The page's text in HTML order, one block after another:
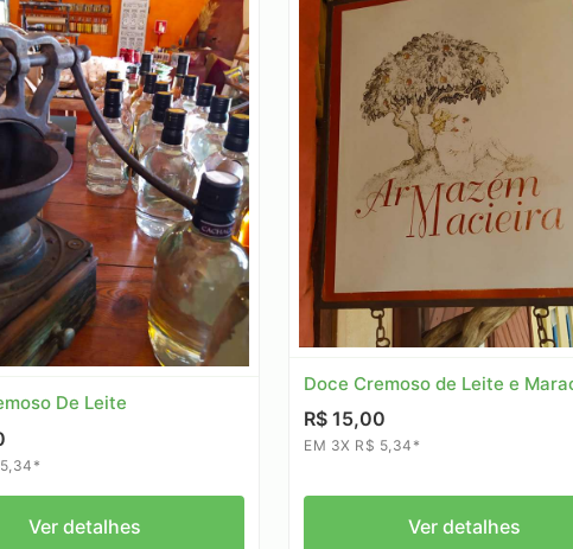
De Leite
Ver detalhes
Doce Cremoso de Leite e
R$ 15,00
EM 3X R$ 5,34*
Ver detalhes